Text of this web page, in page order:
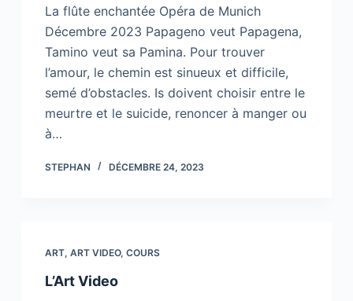
La flûte enchantée Opéra de Munich
Décembre 2023 Papageno veut Papagena,
Tamino veut sa Pamina. Pour trouver
l’amour, le chemin est sinueux et difficile,
semé d’obstacles. Is doivent choisir entre le
meurtre et le suicide, renoncer à manger ou
à…
STEPHAN DÉCEMBRE 24, 2023
ART, ART VIDEO, COURS
L’Art Video